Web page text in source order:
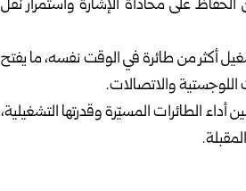
على محاذاة الإشارة واستمرار نقل
أكثر من طائرة في الوقت نفسه، ما يفتح
اللوجستية والاتصالات.
أداء الطائرات المسيّرة وقدرتها التشغيلية،